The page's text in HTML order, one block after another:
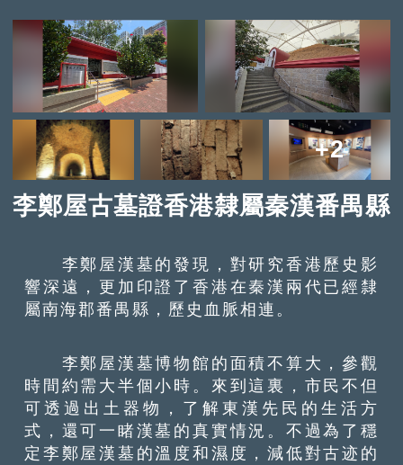
+2
李鄭屋古墓證香港隸屬秦漢番禺縣
李鄭屋漢墓的發現，對研究香港歷史影
響深遠，更加印證了香港在秦漢兩代已經隸
屬南海郡番禺縣，歷史血脈相連。
李鄭屋漢墓博物館的面積不算大，參觀
時間約需大半個小時。來到這裏，市民不但
可透過出土器物，了解東漢先民的生活方
式，還可一睹漢墓的真實情況。不過為了穩
定李鄭屋漢墓的溫度和濕度，減低對古迹的